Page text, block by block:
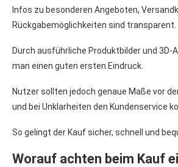
Infos zu besonderen Angeboten,
Rückgabemöglichkeiten sind transparent.
Durch ausführliche Produktbilder und
man einen guten ersten Eindruck.
Nutzer sollten jedoch genaue Maße vor
und bei Unklarheiten den Kundenservice
So gelingt der Kauf sicher, schnell und
Worauf achten beim Kauf